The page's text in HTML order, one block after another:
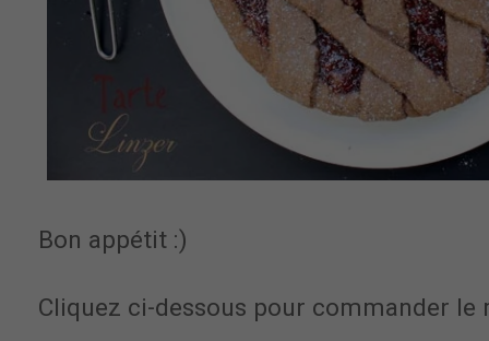
Bon appétit :)
Cliquez ci-dessous pour commander le